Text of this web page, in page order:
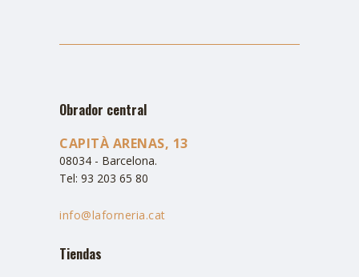
Obrador central
CAPITÀ ARENAS, 13
08034 - Barcelona.
Tel: 93 203 65 80
info@laforneria.cat
Tiendas